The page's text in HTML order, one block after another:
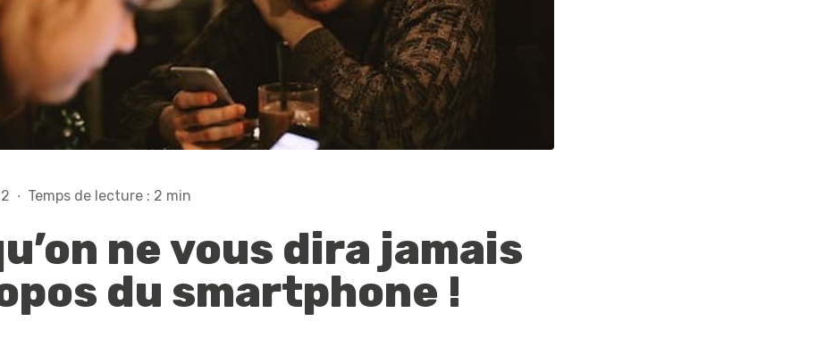
ne vous dira jamais
du smartphone !
· Temps de lecture : 2 min